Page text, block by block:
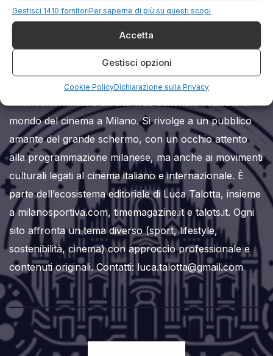
Gestisci 1410 fornitoriPer saperne di più su questi scopi
Accetta
Gestisci opzioni
Cookie PolicyDichiarazione sulla Privacy
Milanoalcinema.it
Milanoalcinema.it è un sito web editoriale dedicato al
mondo del cinema a Milano. Si rivolge a un pubblico
amante del grande schermo, con un occhio attento
alla programmazione milanese, ma anche ai movimenti
culturali legati al cinema italiano e internazionale. È
parte dell’ecosistema editoriale di Luca Talotta, insieme
a milanosportiva.com, timemagazine.it e talots.it. Ogni
sito affronta un tema diverso (sport, lifestyle,
sostenibilità, cinema) con approccio professionale e
contenuti originali. Contatti: luca.talotta@gmail.com